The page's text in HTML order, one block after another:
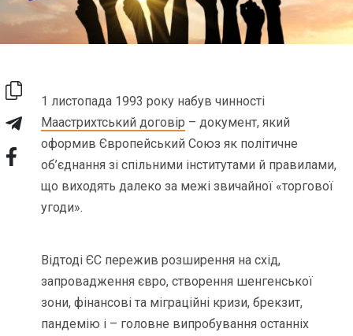
1 листопада 1993 року набув чинності
Маастрихтський договір – документ, який
оформив Європейський Союз як політичне
об’єднання зі спільними інститутами й правилами,
що виходять далеко за межі звичайної «торгової
угоди».
Відтоді ЄС пережив розширення на схід,
запровадження євро, створення шенгенської
зони, фінансові та міграційні кризи, брекзит,
пандемію і – головне випробування останніх